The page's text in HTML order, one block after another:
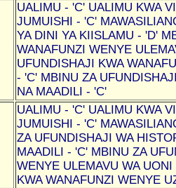
UALIMU - 'C' UALIMU KWA
JUMUISHI - 'C'
YA DINI YA KIISLAMU - 'D'
WANAFUNZI WENYE
UFUNDISHAJI KWA
- 'C' MBINU ZA
NA MAADILI - 'C'
UALIMU - 'C' UALIMU KWA
JUMUISHI - 'C'
ZA UFUNDISHAJI WA
MAADILI - 'C' MBINU ZA
WENYE ULEMAVU WA
KWA WANAFUNZI WENYE